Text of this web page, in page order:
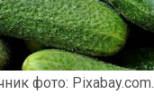
фото: Pixabay.com.